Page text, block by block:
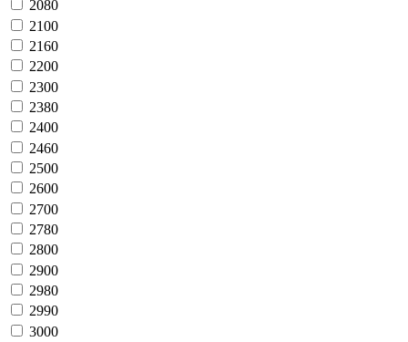
2080
2100
2160
2200
2300
2380
2400
2460
2500
2600
2700
2780
2800
2900
2980
2990
3000